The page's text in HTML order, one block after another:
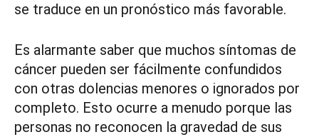
se traduce en un pronóstico más favorable.
Es alarmante saber que muchos síntomas de
cáncer pueden ser fácilmente confundidos
con otras dolencias menores o ignorados por
completo. Esto ocurre a menudo porque las
personas no reconocen la gravedad de sus